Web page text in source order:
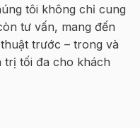
tôi không chỉ cung
tư vấn, mang đến
trước – trong và
trị tối đa cho khách